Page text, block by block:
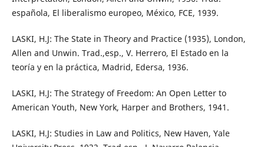
española, El liberalismo europeo, México, FCE, 1939.
LASKI, H.J: The State in Theory and Practice (1935), London,
Allen and Unwin. Trad.,esp., V. Herrero, El Estado en la
teoría y en la práctica, Madrid, Edersa, 1936.
LASKI, H.J: The Strategy of Freedom: An Open Letter to
American Youth, New York, Harper and Brothers, 1941.
LASKI, H.J: Studies in Law and Politics, New Haven, Yale